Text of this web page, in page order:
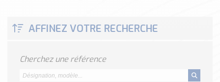
ENDRESS+HAUSER
SCHMERSAL
IDEM SAFETY
AFFINEZ VOTRE RECHERCHE
Cherchez une référence